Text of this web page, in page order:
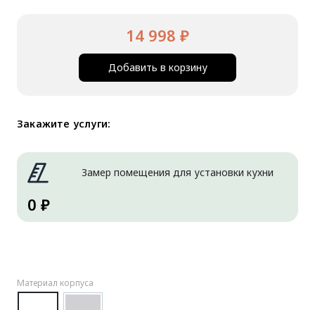
Добавить в корзину
14 998 ₽
Закажите услуги:
Замер помещения для установки кухни
0 ₽
Материал корпуса